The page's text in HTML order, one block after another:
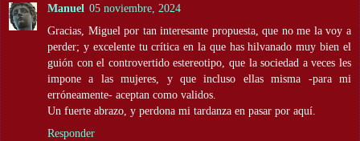
Manuel 05 noviembre, 2024
Gracias, Miguel por tan interesante propuesta, que no me la voy a
perder; y excelente tu crítica en la que has hilvanado muy bien el
guión con el controvertido estereotipo, que la sociedad a veces les
impone a las mujeres, y que incluso ellas misma -para mi
erróneamente- aceptan como validos.
Un fuerte abrazo, y perdona mi tardanza en pasar por aquí.
Responder